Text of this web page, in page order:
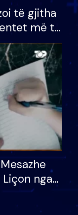
të gjitha
më të
Do më
kur…
nga